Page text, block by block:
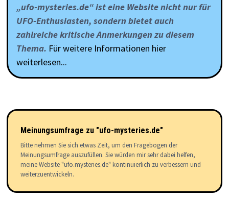
„ufo-mysteries.de“ ist eine Website nicht nur für
UFO-Enthusiasten, sondern bietet auch
zahlreiche kritische Anmerkungen zu diesem
Thema. Für weitere Informationen hier
weiterlesen...
Meinungsumfrage zu "ufo-mysteries.de"
Bitte nehmen Sie sich etwas Zeit, um den Fragebogen der
Meinungsumfrage auszufüllen. Sie würden mir sehr dabei helfen,
meine Website "ufo.mysteries.de" kontinuierlich zu verbessern und
weiterzuentwickeln.